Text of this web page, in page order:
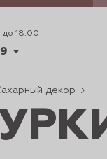
18:00
70
89
Время
ПН-ПТ с
декор